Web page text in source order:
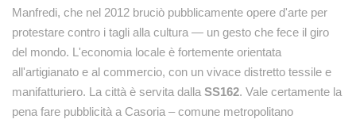
Manfredi, che nel 2012 bruciò pubblicamente opere d'arte per
protestare contro i tagli alla cultura — un gesto che fece il giro
del mondo. L'economia locale è fortemente orientata
all'artigianato e al commercio, con un vivace distretto tessile e
manifatturiero. La città è servita dalla SS162. Vale certamente la
pena fare pubblicità a Casoria – comune metropolitano